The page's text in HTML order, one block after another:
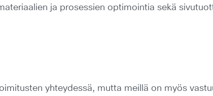
ja prosessien optimointia sekä
yhteydessä, mutta meillä on myös